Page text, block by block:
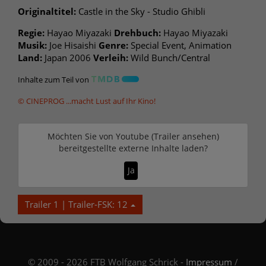
Originaltitel: Castle in the Sky - Studio Ghibli
Regie: Hayao Miyazaki Drehbuch: Hayao Miyazaki
Musik: Joe Hisaishi Genre: Special Event, Animation
Land: Japan 2006 Verleih: Wild Bunch/Central
Inhalte zum Teil von
© CINEPROG ...macht Lust auf Ihr Kino!
Möchten Sie von Youtube (Trailer ansehen)
bereitgestellte externe Inhalte laden?
Ja
Trailer 1 | Trailer-FSK: 12
© 2009 - 2026 FTB Wolfgang Schrick - Impressum /